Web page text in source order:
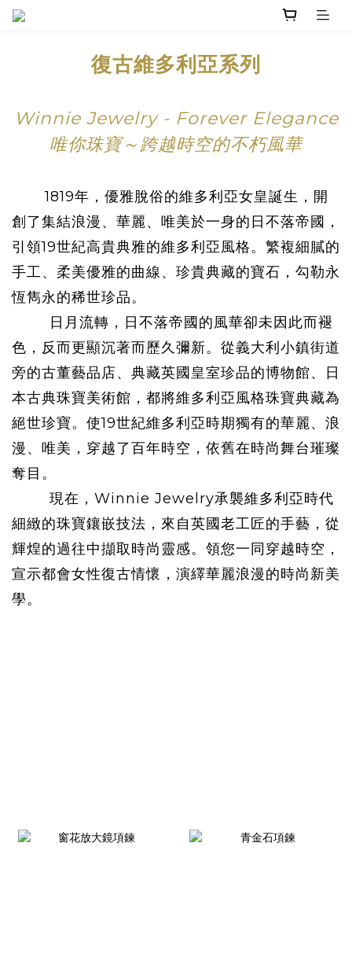
prev
復古維多利亞系列
Winnie Jewelry - Forever Elegance
唯你珠寶～跨越時空的不朽風華
1819年，優雅脫俗的維多利亞女皇誕生，開
創了集結浪漫、華麗、唯美於一身的日不落帝國，
引領19世紀高貴典雅的維多利亞風格。繁複細膩的
手工、柔美優雅的曲線、珍貴典藏的寶石，勾勒永
恆雋永的稀世珍品。
日月流轉，日不落帝國的風華卻未因此而褪
色，反而更顯沉著而歷久彌新。從義大利小鎮街道
旁的古董藝品店、典藏英國皇室珍品的博物館、日
本古典珠寶美術館，都將維多利亞風格珠寶典藏為
絕世珍寶。使19世紀維多利亞時期獨有的華麗、浪
漫、唯美，穿越了百年時空，依舊在時尚舞台璀璨
奪目。
現在，Winnie Jewelry承襲維多利亞時代
細緻的珠寶鑲嵌技法，來自英國老工匠的手藝，從
輝煌的過往中擷取時尚靈感。領您一同穿越時空，
宣示都會女性復古情懷，演繹華麗浪漫的時尚新美
學。